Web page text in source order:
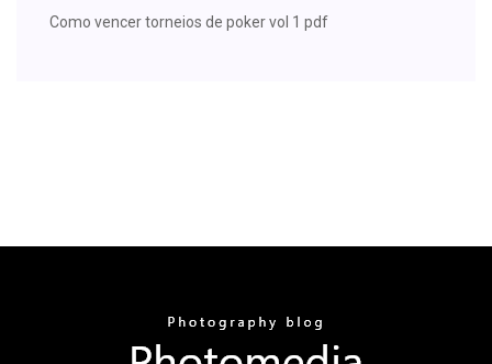
Como vencer torneios de poker vol 1 pdf